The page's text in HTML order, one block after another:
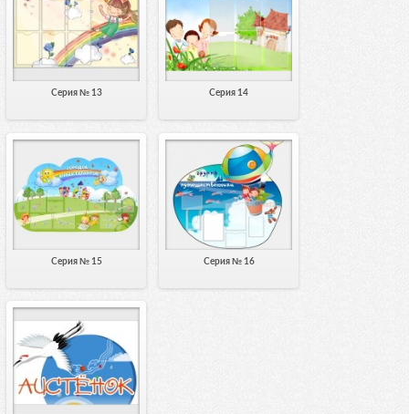
Серия № 13 Серия 14
Серия № 15 Серия № 16